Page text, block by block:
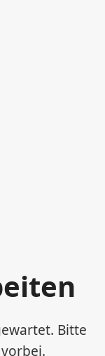
Bitte